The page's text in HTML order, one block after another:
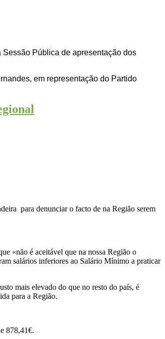
Pública de apresentação dos
em representação do Partido
para denunciar o facto de na Região serem
«não é aceitável que na nossa Região o
salários inferiores ao Salário Mínimo a praticar
mais elevado do que no resto do país, é
para a Região.
878,41€.